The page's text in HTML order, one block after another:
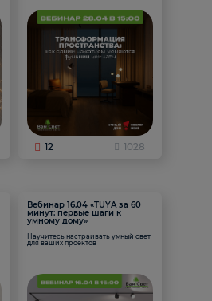
12 1028
Вебинар 16.04 «TUYA за 60
минут: первые шаги к
умному дому»
Научитесь настраивать умный свет
для ваших проектов